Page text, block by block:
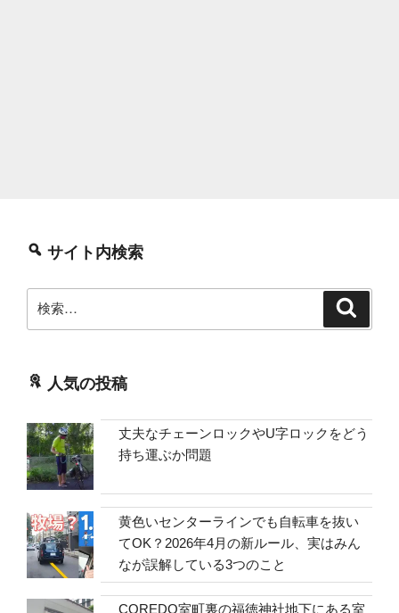
サイト内検索
索:
人気の投稿
丈夫なチェーンロックやU字ロックをどう
持ち運ぶか問題
黄色いセンターラインでも自転車を抜い
てOK？2026年4月の新ルール、実はみん
なが誤解している3つのこと
COREDO室町裏の福徳神社地下にある室